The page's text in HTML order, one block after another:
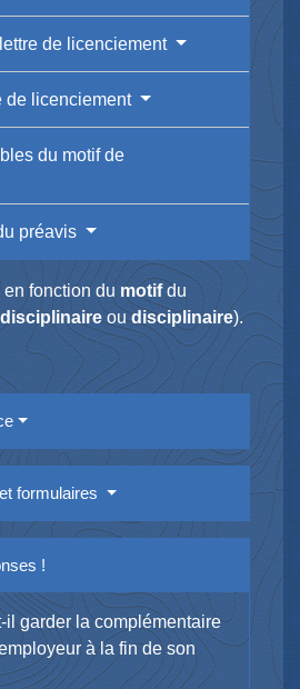
de licenciement
de licenciement
du motif de
préavis
fonction du motifdu
oudisciplinaire).
formulaires
!
il garder la complémentaire
à la fin de son